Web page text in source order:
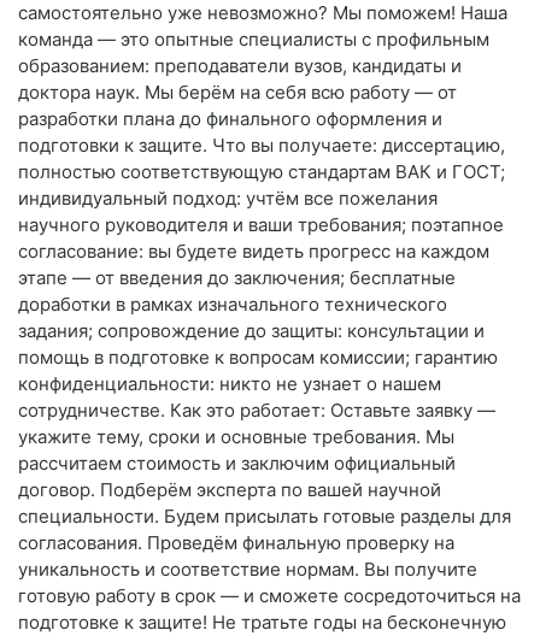
самостоятельно уже невозможно? Мы поможем! Наша
команда — это опытные специалисты с профильным
образованием: преподаватели вузов, кандидаты и
доктора наук. Мы берём на себя всю работу — от
разработки плана до финального оформления и
подготовки к защите. Что вы получаете: диссертацию,
полностью соответствующую стандартам ВАК и ГОСТ;
индивидуальный подход: учтём все пожелания
научного руководителя и ваши требования; поэтапное
согласование: вы будете видеть прогресс на каждом
этапе — от введения до заключения; бесплатные
доработки в рамках изначального технического
задания; сопровождение до защиты: консультации и
помощь в подготовке к вопросам комиссии; гарантию
конфиденциальности: никто не узнает о нашем
сотрудничестве. Как это работает: Оставьте заявку —
укажите тему, сроки и основные требования. Мы
рассчитаем стоимость и заключим официальный
договор. Подберём эксперта по вашей научной
специальности. Будем присылать готовые разделы для
согласования. Проведём финальную проверку на
уникальность и соответствие нормам. Вы получите
готовую работу в срок — и сможете сосредоточиться на
подготовке к защите! Не тратьте годы на бесконечную